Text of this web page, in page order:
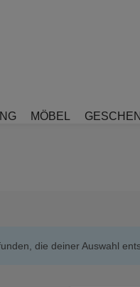
MÖBEL
die deiner Auswahl